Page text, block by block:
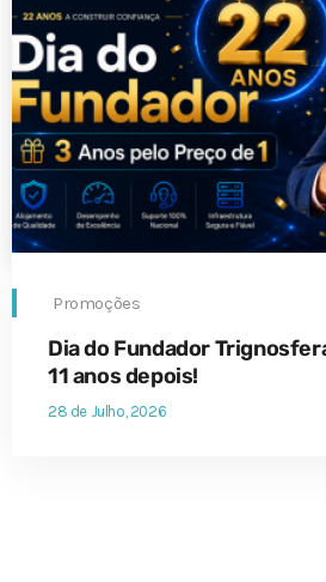
Promoções
Dia do Fundador
11 anos depois!
28 de Julho, 2026